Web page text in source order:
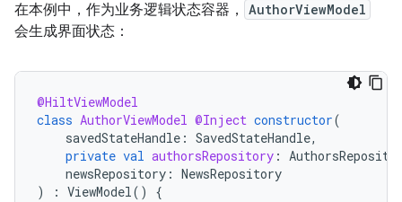
在本例中，作为业务逻辑状态容器， AuthorViewModel
会生成界面状态：
@HiltViewModel
class AuthorViewModel @Inject constructor(
savedStateHandle : SavedStateHandle,
private val authorsRepository :
newsRepository : NewsRepository
)
: ViewModel() {